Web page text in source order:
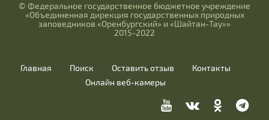
© Федеральное государственное бюджетное учреждение
«Объединенная дирекция государственных природных
заповедников «Оренбургский» и «Шайтан-Тау»»
2015-2022
Главная Поиск Оставить отзыв
Контакты
Онлайн веб-камеры